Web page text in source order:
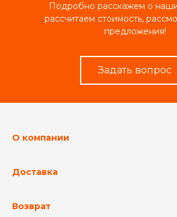
Подробно расскажем о
рассчитаем стоимость,
предложения!
Задать вопрос
О компании
Доставка
Возврат